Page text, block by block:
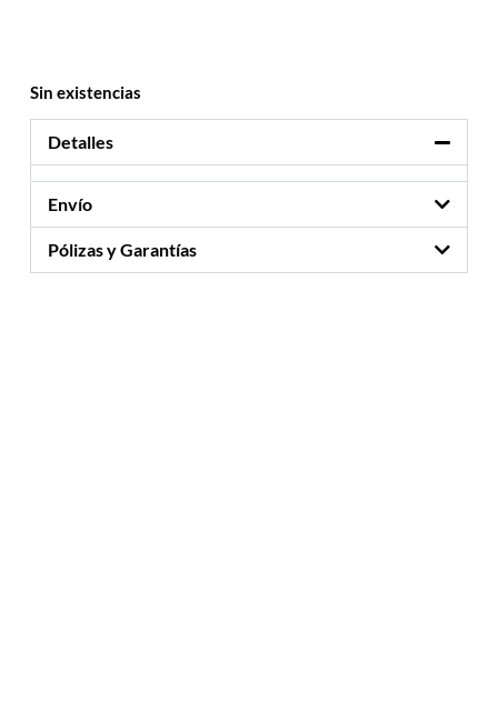
Sin existencias
Detalles
Envío
Pólizas y Garantías